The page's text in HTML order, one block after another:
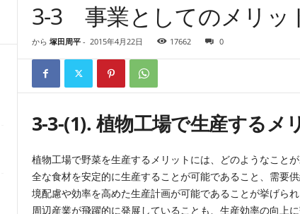
3-3 事業としてのメリッ
から 塚田周平- 2015年4月22日 17662 0
3-3-(1). 植物工場で生産するメ
植物工場で野菜を生産するメリットには、どのようなこと
全な食材を安定的に生産することが可能であること、需要
境配慮や効率を高めた生産計画が可能であることが挙げら
周辺産業が飛躍的に発展していることも、生産効率の向上